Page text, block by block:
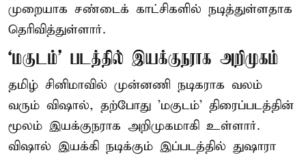
முறையாக சண்டைக் காட்சிகளில் நடித்துள்ளதாக
தெரிவித்துள்ளார்.
‘மகுடம்’ படத்தில் இயக்குநராக அறிமுகம்
தமிழ் சினிமாவில் முன்னணி நடிகராக வலம்
வரும் விஷால், தற்போது 'மகுடம்' திரைப்படத்தின்
மூலம் இயக்குநராக அறிமுகமாகி உள்ளார்.
விஷால் இயக்கி நடிக்கும் இப்படத்தில் துஷாரா